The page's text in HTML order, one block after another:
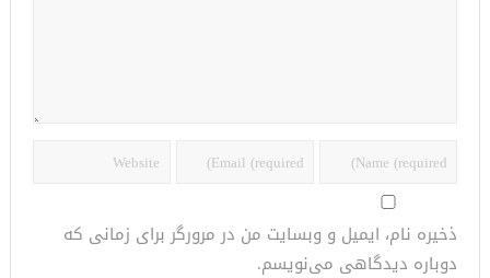
ذخیره نام، ایمیل و وبسایت من در مرورگر برای زمانی که
دوباره دیدگاهی می‌نویسم.